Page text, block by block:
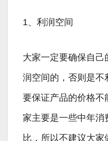
1、利润空间
大家一定要确保自己
润空间的，否则是
要保证产品的价格
家主要是一些中年
比，所以不建议大家